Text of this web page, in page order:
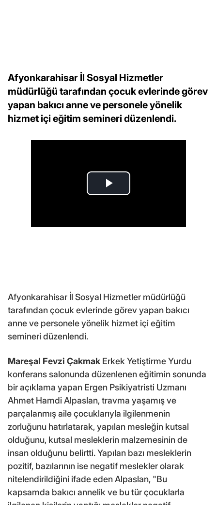
Afyonkarahisar İl Sosyal Hizmetler
müdürlüğü tarafından çocuk evlerinde görev
yapan bakıcı anne ve personele yönelik
hizmet içi eğitim semineri düzenlendi.
Afyonkarahisar İl Sosyal Hizmetler müdürlüğü
tarafından çocuk evlerinde görev yapan bakıcı
anne ve personele yönelik hizmet içi eğitim
semineri düzenlendi.
Mareşal Fevzi Çakmak Erkek Yetiştirme Yurdu
konferans salonunda düzenlenen eğitimin sonunda
bir açıklama yapan Ergen Psikiyatristi Uzmanı
Ahmet Hamdi Alpaslan, travma yaşamış ve
parçalanmış aile çocuklarıyla ilgilenmenin
zorluğunu hatırlatarak, yapılan mesleğin kutsal
olduğunu, kutsal mesleklerin malzemesinin de
insan olduğunu belirtti. Yapılan bazı mesleklerin
pozitif, bazılarının ise negatif meslekler olarak
nitelendirildiğini ifade eden Alpaslan, "Bu
kapsamda bakıcı annelik ve bu tür çocuklarla